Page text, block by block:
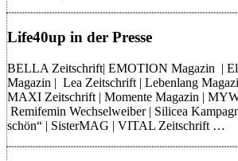
Life40up in der Presse
BELLA Zeitschrift| EMOTION Magazin |
Magazin | Lea Zeitschrift | Lebenlang
MAXI Zeitschrift | Momente Magazin |
Remifemin Wechselweiber | Silicea
schön“ | SisterMAG | VITAL Zeitschrift …